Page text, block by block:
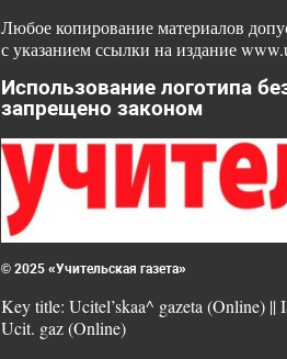
Любое копирование материалов
с указанием ссылки на издание
Использование логотипа
запрещено законом
© 2025 «Учительская газета»
Key title: Ucitel’skaa^ gazeta (Online)
Ucit. gaz (Online)